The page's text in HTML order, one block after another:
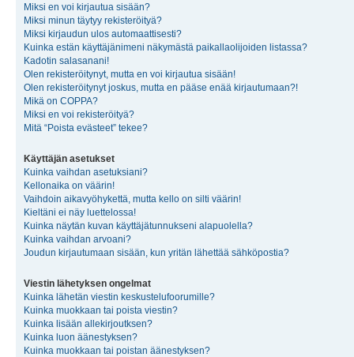
Miksi en voi kirjautua sisään?
Miksi minun täytyy rekisteröityä?
Miksi kirjaudun ulos automaattisesti?
Kuinka estän käyttäjänimeni näkymästä paikallaolijoiden listassa?
Kadotin salasanani!
Olen rekisteröitynyt, mutta en voi kirjautua sisään!
Olen rekisteröitynyt joskus, mutta en pääse enää kirjautumaan?!
Mikä on COPPA?
Miksi en voi rekisteröityä?
Mitä “Poista evästeet” tekee?
Käyttäjän asetukset
Kuinka vaihdan asetuksiani?
Kellonaika on väärin!
Vaihdoin aikavyöhykettä, mutta kello on silti väärin!
Kieltäni ei näy luettelossa!
Kuinka näytän kuvan käyttäjätunnukseni alapuolella?
Kuinka vaihdan arvoani?
Joudun kirjautumaan sisään, kun yritän lähettää sähköpostia?
Viestin lähetyksen ongelmat
Kuinka lähetän viestin keskustelufoorumille?
Kuinka muokkaan tai poista viestin?
Kuinka lisään allekirjoutksen?
Kuinka luon äänestyksen?
Kuinka muokkaan tai poistan äänestyksen?